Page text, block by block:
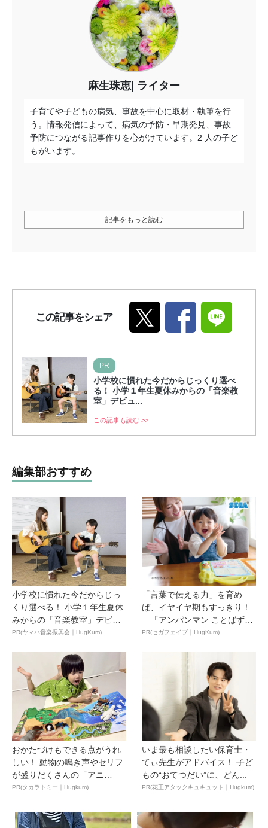
麻生珠恵 ライター
子育てや子どもの病気、事故を中心に取材・執筆を行
う。情報発信によって、病気の予防・早期発見、事故
予防につながる記事作りを心がけています。2 人の子ど
もがいます。
記事をもっと読む
この記事をシェア
PR
小学校に慣れた今だからじっくり選べ
る！ 小学１年生夏休みからの「音楽教
室」デビュ...
この記事も読む >>
編集部おすすめ
小学校に慣れた今だからじっ
くり選べる！ 小学１年生夏休
みからの「音楽教室」デビ
ュ...
PR(ヤマハ音楽振興会｜HugKum)
「言葉で伝える力」を育め
ば、イヤイヤ期もすっきり！
「アンパンマン ことばずか
ん...
PR(セガフェイブ｜HugKum)
おかたづけもできる点がうれ
しい！ 動物の鳴き声やセリフ
が盛りだくさんの「アニ
ア ...
PR(タカラトミー｜Hugkum)
いま最も相談したい保育士・
てぃ先生がアドバイス！ 子ど
もの“おてつだい”に、どん...
PR(花王アタックキュキュット｜Hugkum)